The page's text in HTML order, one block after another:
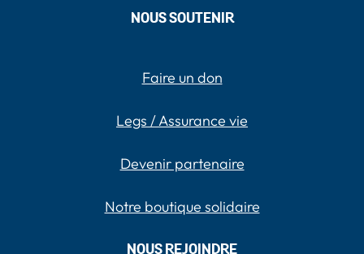
NOUS SOUTENIR
Faire un don
Legs / Assurance vie
Devenir partenaire
Notre boutique solidaire
NOUS REJOINDRE